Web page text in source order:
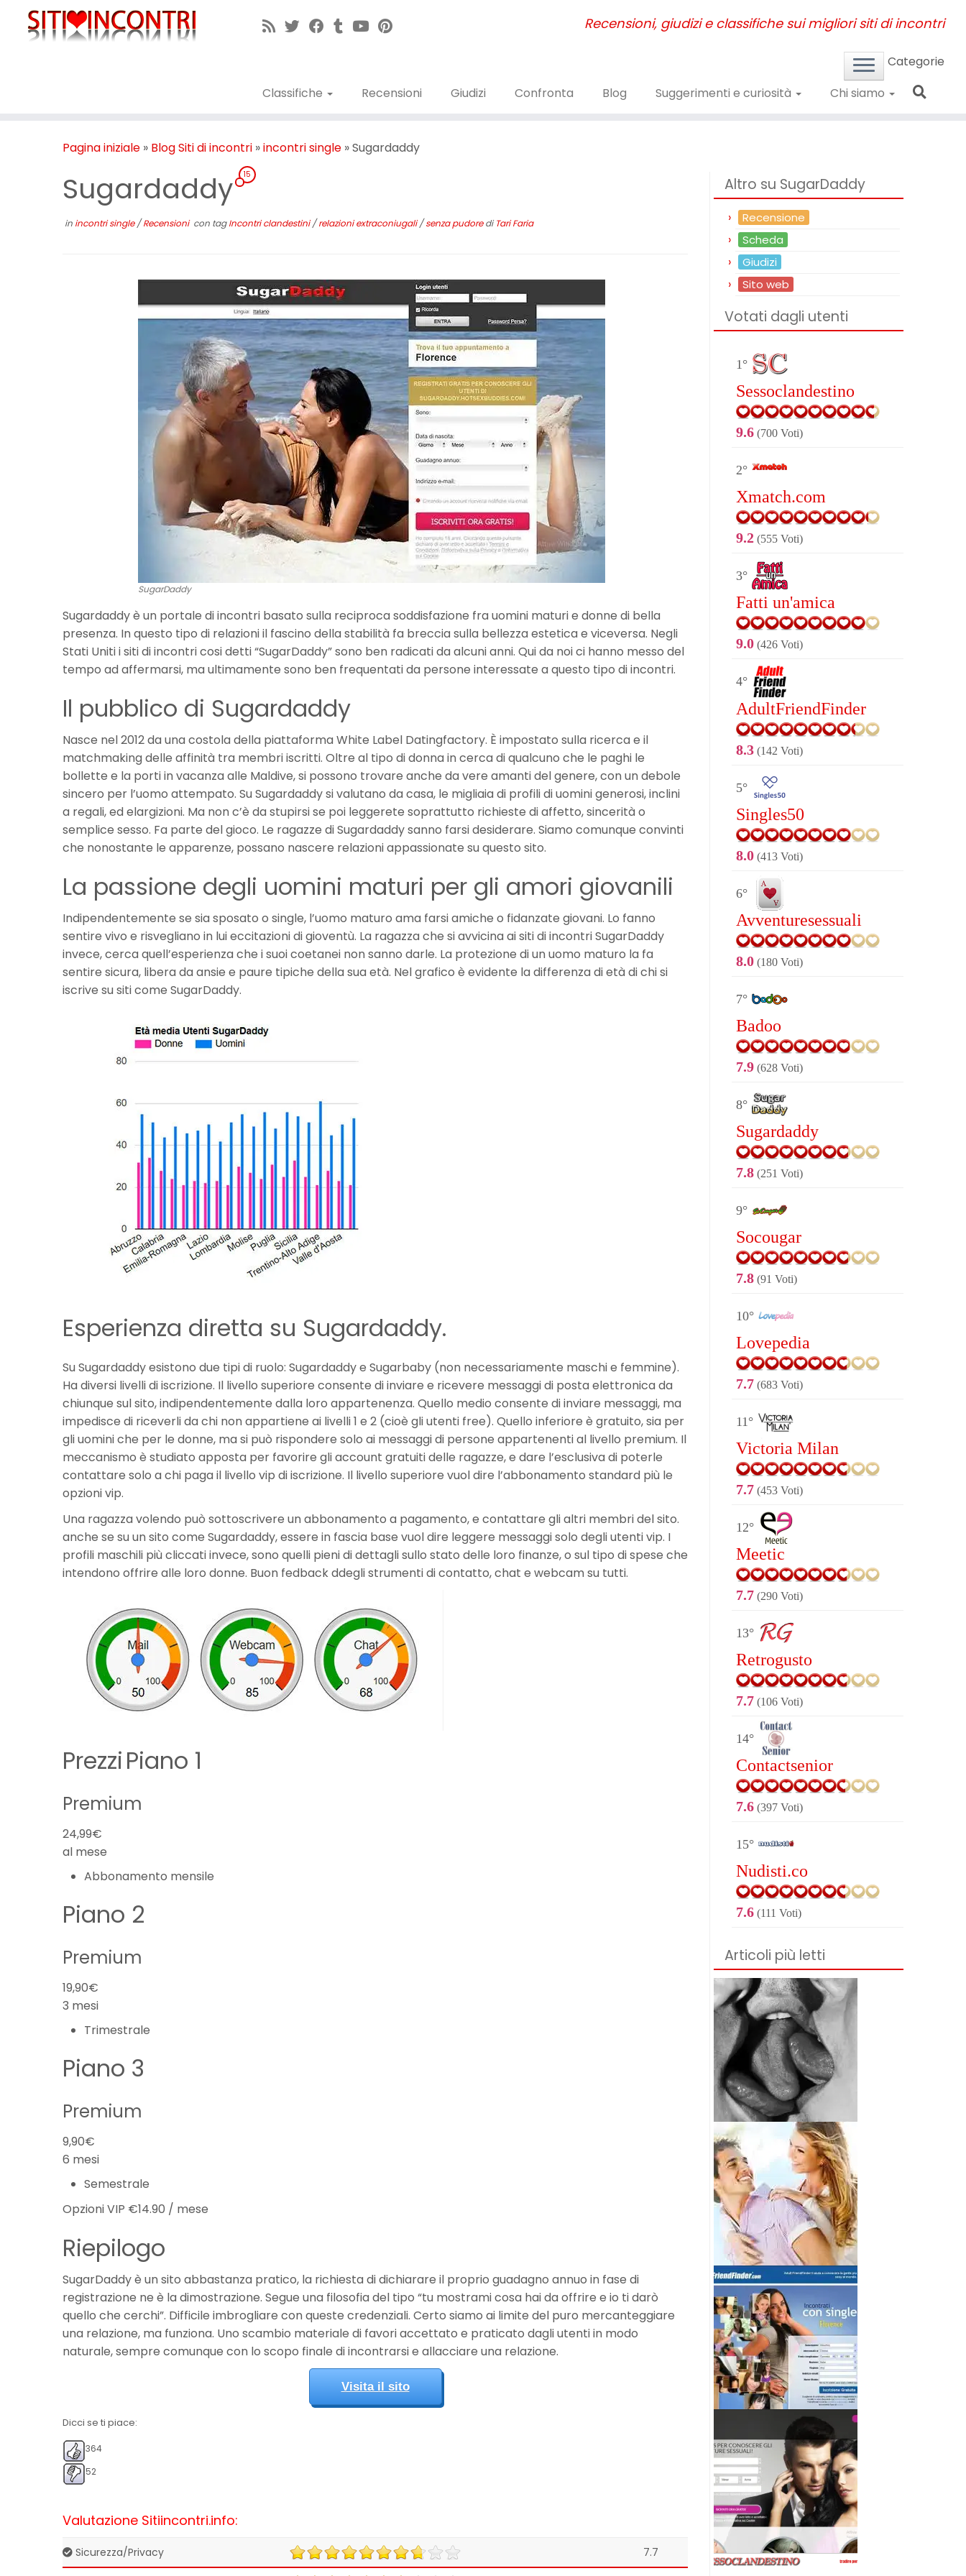
Passa
contenuto
Recensioni, giudizi e classifiche sui migliori siti di incontri
Categorie
Classifiche
Recensioni Giudizi Confronta Blog Suggerimenti e curiosità Chi siamo
Pagina iniziale » Blog Siti di incontri »incontri single »Sugardaddy
Sugardaddy 15
in incontri single/Recensioni con tagIncontri clandestini/relazioni extraconiugali/senza pudorediTari Faria
SugarDaddy
Sugardaddy è un portale di incontri basato sulla reciproca soddisfazione fra uomini maturi e donne di bella
presenza. In questo tipo di relazioni il fascino della stabilità fa breccia sulla bellezza estetica e viceversa. Negli
Stati Uniti i siti di incontri cosi detti “SugarDaddy” sono ben radicati da alcuni anni. Qui da noi ci hanno messo del
tempo ad affermarsi, ma ultimamente sono ben frequentati da persone interessate a questo tipo di incontri.
Il pubblico di Sugardaddy
Nasce nel 2012 da una costola della piattaforma White Label Datingfactory. È impostato sulla ricerca e il
matchmaking delle affinità tra membri iscritti. Oltre al tipo di donna in cerca di qualcuno che le paghi le
bollette e la porti in vacanza alle Maldive, si possono trovare anche da vere amanti del genere, con un debole
sincero per l’uomo attempato. Su Sugardaddy si valutano da casa, le migliaia di profili di uomini generosi, inclini
a regali, ed elargizioni. Ma non c’è da stupirsi se poi leggerete soprattutto richieste di affetto, sincerità o
semplice sesso. Fa parte del gioco. Le ragazze di Sugardaddy sanno farsi desiderare. Siamo comunque convinti
che nonostante le apparenze, possano nascere relazioni appassionate su questo sito.
La passione degli uomini maturi per gli amori giovanili
Indipendentemente se sia sposato o single, l’uomo maturo ama farsi amiche o fidanzate giovani. Lo fanno
sentire vivo e risvegliano in lui eccitazioni di gioventù. La ragazza che si avvicina ai siti di incontri SugarDaddy
invece, cerca quell’esperienza che i suoi coetanei non sanno darle. La protezione di un uomo maturo la fa
sentire sicura, libera da ansie e paure tipiche della sua età. Nel grafico è evidente la differenza di età di chi si
iscrive su siti come SugarDaddy.
Esperienza diretta su Sugardaddy.
Su Sugardaddy esistono due tipi di ruolo: Sugardaddy e Sugarbaby (non necessariamente maschi e femmine).
Ha diversi livelli di iscrizione. Il livello superiore consente di inviare e ricevere messaggi di posta elettronica da
chiunque sul sito, indipendentemente dalla loro appartenenza. Quello medio consente di inviare messaggi, ma
impedisce di riceverli da chi non appartiene ai livelli 1 e 2 (cioè gli utenti free). Quello inferiore è gratuito, sia per
gli uomini che per le donne, ma si può rispondere solo ai messaggi di persone appartenenti al livello premium. Il
meccanismo è studiato apposta per favorire gli account gratuiti delle ragazze, e dare l’esclusiva di poterle
contattare solo a chi paga il livello vip di iscrizione. Il livello superiore vuol dire l’abbonamento standard più le
opzioni vip.
Una ragazza volendo può sottoscrivere un abbonamento a pagamento, e contattare gli altri membri del sito.
anche se su un sito come Sugardaddy, essere in fascia base vuol dire leggere messaggi solo degli utenti vip. I
profili maschili più cliccati invece, sono quelli pieni di dettagli sullo stato delle loro finanze, o sul tipo di spese che
intendono offrire alle loro donne. Buon fedback ddegli strumenti di contatto, chat e webcam su tutti.
PrezziPiano 1
Premium
24,99€
al mese
Abbonamento mensile
Piano 2
Premium
19,90€
3 mesi
Trimestrale
Piano 3
Premium
9,90€
6 mesi
Semestrale
Opzioni VIP €14.90 / mese
Riepilogo
SugarDaddy è un sito abbastanza pratico, la richiesta di dichiarare il proprio guadagno annuo in fase di
registrazione ne è la dimostrazione. Segue una filosofia del tipo “tu mostrami cosa hai da offrire e io ti darò
quello che cerchi”. Difficile imbrogliare con queste credenziali. Certo siamo ai limite del puro mercanteggiare
una relazione, ma funziona. Uno scambio materiale di favori accettato e praticato dagli utenti in modo
naturale, sempre comunque con lo scopo finale di incontrarsi e allacciare una relazione.
Visita il sito
Dicci se ti piace:
364
52
Valutazione Sitiincontri.info:
Sicurezza/Privacy 7.7
Altro su SugarDaddy
Recensione
Scheda
Giudizi
Sito web
Votati dagli utenti
1°
Sessoclandestino
9.6 (700 Voti)
2°
Xmatch.com
9.2 (555 Voti)
3°
Fatti un'amica
9.0 (426 Voti)
4°
AdultFriendFinder
8.3 (142 Voti)
5°
Singles50
8.0 (413 Voti)
6°
Avventuresessuali
8.0 (180 Voti)
7°
Badoo
7.9 (628 Voti)
8°
Sugardaddy
7.8 (251 Voti)
9°
Socougar
7.8 (91 Voti)
10°
Lovepedia
7.7 (683 Voti)
11°
Victoria Milan
7.7 (453 Voti)
12°
Meetic
7.7 (290 Voti)
13°
Retrogusto
7.7 (106 Voti)
14°
Contactsenior
7.6 (397 Voti)
15°
Nudisti.co
7.6 (111 Voti)
Articoli più letti